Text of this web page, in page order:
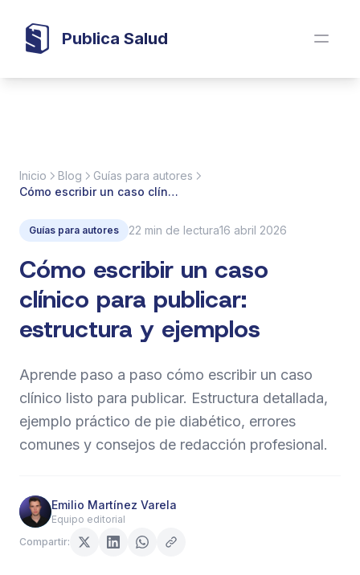
Publica Salud
Inicio Blog
Guías para autores
Cómo escribir un caso clínico para publicar: estructura y ejemplos
Guías para autores 22 min de lectura16 abril 2026
Cómo escribir un caso
clínico para publicar:
estructura y ejemplos
Aprende paso a paso cómo escribir un caso
clínico listo para publicar. Estructura detallada,
ejemplo práctico de pie diabético, errores
comunes y consejos de redacción profesional.
Emilio Martínez Varela
Equipo editorial
Compartir: